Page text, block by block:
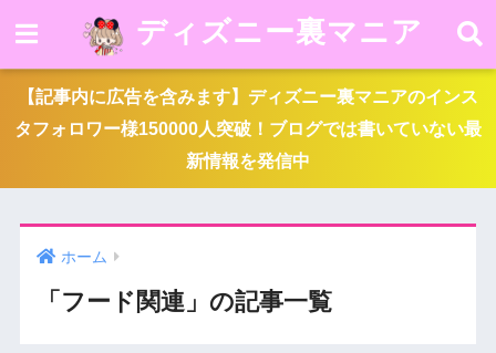
ディズニー裏マニア
【記事内に広告を含みます】ディズニー裏マニアのインス
タフォロワー様150000人突破！ブログでは書いていない最
新情報を発信中
ホーム
「フード関連」の記事一覧